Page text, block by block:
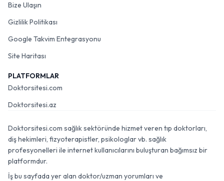
Bize Ulaşın
Gizlilik Politikası
Google Takvim Entegrasyonu
Site Haritası
PLATFORMLAR
Doktorsitesi.com
Doktorsitesi.az
Doktorsitesi.com sağlık sektöründe hizmet veren tıp doktorları,
diş hekimleri, fizyoterapistler, psikologlar vb. sağlık
profesyonelleri ile internet kullanıcılarını buluşturan bağımsız bir
platformdur.
İş bu sayfada yer alan doktor/uzman yorumları ve